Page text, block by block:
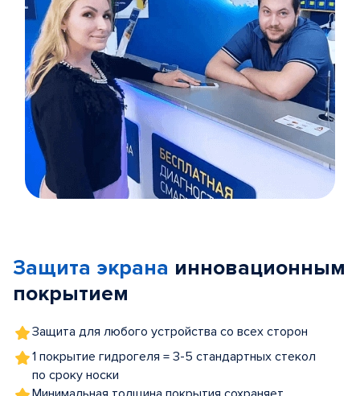
5
Защита экрана инновационным
покрытием
Защита для любого устройства со всех сторон
1 покрытие гидрогеля = 3-5 стандартных стекол
по сроку носки